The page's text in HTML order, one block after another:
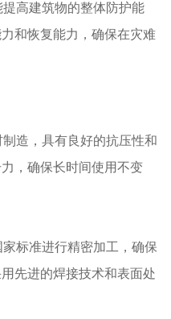
提高建筑物的整体防护能
和恢复能力，确保在灾难
造，具有良好的抗压性和
，确保长时间使用不变
标准进行精密加工，确保
先进的焊接技术和表面处